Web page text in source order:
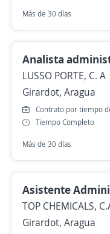
Más de 30 días
Analista
LUSSO PORTE, C. A
Girardot, Aragua
Contrato por tiempo
Tiempo Completo
Más de 30 días
Asistente
TOP CHEMICALS,
Girardot, Aragua